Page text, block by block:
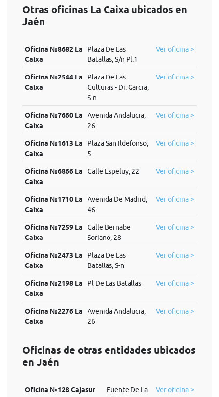
Otras oficinas La Caixa ubicados en
Jaén
Oficina №8682 La
Caixa
Plaza De Las
Batallas, S/n Pl.1
Ver oficina >
Oficina №2544 La
Caixa
Plaza De Las
Culturas - Dr. Garcia,
S-n
Ver oficina >
Oficina №7660 La
Caixa
Avenida Andalucia,
26
Ver oficina >
Oficina №1613 La
Caixa
Plaza San Ildefonso,
5
Ver oficina >
Oficina №6866 La
Caixa
Calle Espeluy, 22 Ver oficina >
Oficina №1710 La
Caixa
Avenida De Madrid,
46
Ver oficina >
Oficina №7259 La
Caixa
Calle Bernabe
Soriano, 28
Ver oficina >
Oficina №2473 La
Caixa
Plaza De Las
Batallas, S-n
Ver oficina >
Oficina №2198 La
Caixa
Pl De Las Batallas Ver oficina >
Oficina №2276 La
Caixa
Avenida Andalucia,
26
Ver oficina >
Oficinas de otras entidades ubicados
en Jaén
Oficina №128 Cajasur
Fuente De La
Ver oficina >